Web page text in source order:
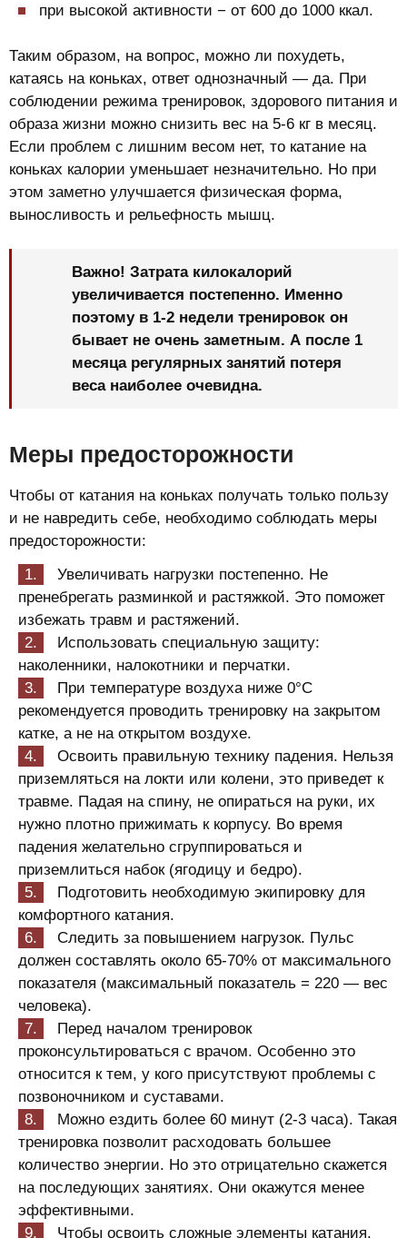
при высокой активности − от 600 до 1000 ккал.
Таким образом, на вопрос, можно ли похудеть,
катаясь на коньках, ответ однозначный — да. При
соблюдении режима тренировок, здорового питания и
образа жизни можно снизить вес на 5-6 кг в месяц.
Если проблем с лишним весом нет, то катание на
коньках калории уменьшает незначительно. Но при
этом заметно улучшается физическая форма,
выносливость и рельефность мышц.
Важно! Затрата килокалорий
увеличивается постепенно. Именно
поэтому в 1-2 недели тренировок он
бывает не очень заметным. А после 1
месяца регулярных занятий потеря
веса наиболее очевидна.
Меры предосторожности
Чтобы от катания на коньках получать только пользу
и не навредить себе, необходимо соблюдать меры
предосторожности:
Увеличивать нагрузки постепенно. Не
пренебрегать разминкой и растяжкой. Это поможет
избежать травм и растяжений.
Использовать специальную защиту:
наколенники, налокотники и перчатки.
При температуре воздуха ниже 0°C
рекомендуется проводить тренировку на закрытом
катке, а не на открытом воздухе.
Освоить правильную технику падения. Нельзя
приземляться на локти или колени, это приведет к
травме. Падая на спину, не опираться на руки, их
нужно плотно прижимать к корпусу. Во время
падения желательно сгруппироваться и
приземлиться набок (ягодицу и бедро).
Подготовить необходимую экипировку для
комфортного катания.
Следить за повышением нагрузок. Пульс
должен составлять около 65-70% от максимального
показателя (максимальный показатель = 220 — вес
человека).
Перед началом тренировок
проконсультироваться с врачом. Особенно это
относится к тем, у кого присутствуют проблемы с
позвоночником и суставами.
Можно ездить более 60 минут (2-3 часа). Такая
тренировка позволит расходовать большее
количество энергии. Но это отрицательно скажется
на последующих занятиях. Они окажутся менее
эффективными.
Чтобы освоить сложные элементы катания,